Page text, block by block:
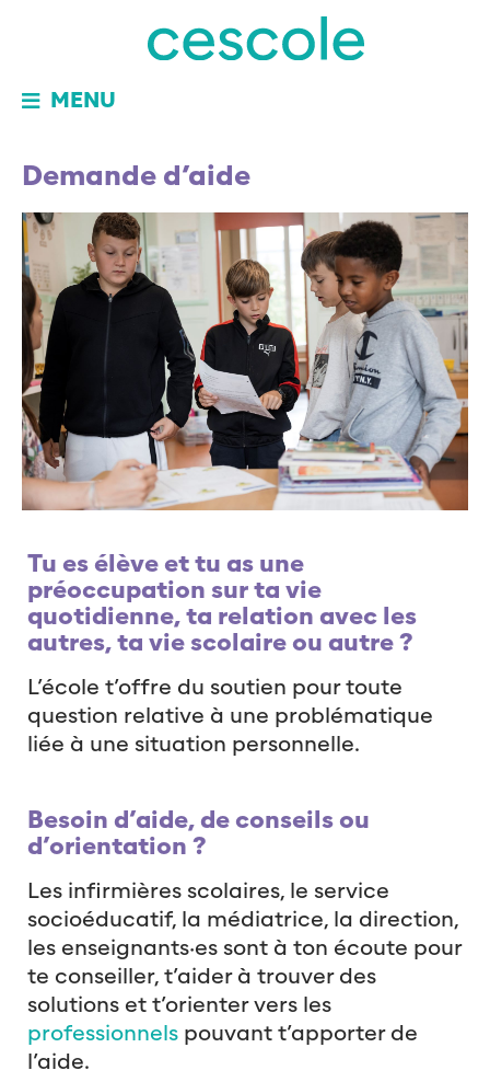
MENU
Demande d’aide
Tu es élève et tu as une
préoccupation sur ta vie
quotidienne, ta relation avec les
autres, ta vie scolaire ou autre ?
L’école t’offre du soutien pour toute
question relative à une problématique
liée à une situation personnelle.
Besoin d’aide, de conseils ou
d’orientation ?
Les infirmières scolaires, le service
socioéducatif, la médiatrice, la direction,
les enseignants·es sont à ton écoute pour
te conseiller, t’aider à trouver des
solutions et t’orienter vers les
professionnels pouvant t’apporter de
l’aide.